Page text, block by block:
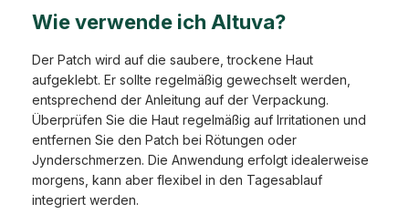
Wie verwende ich Altuva?
Der Patch wird auf die saubere, trockene Haut
aufgeklebt. Er sollte regelmäßig gewechselt werden,
entsprechend der Anleitung auf der Verpackung.
Überprüfen Sie die Haut regelmäßig auf Irritationen und
entfernen Sie den Patch bei Rötungen oder
Jynderschmerzen. Die Anwendung erfolgt idealerweise
morgens, kann aber flexibel in den Tagesablauf
integriert werden.